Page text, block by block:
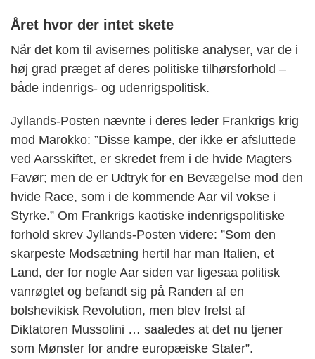
Året hvor der intet skete
Når det kom til avisernes politiske analyser, var de i
høj grad præget af deres politiske tilhørsforhold –
både indenrigs- og udenrigspolitisk.
Jyllands-Posten nævnte i deres leder Frankrigs krig
mod Marokko: ”Disse kampe, der ikke er afsluttede
ved Aarsskiftet, er skredet frem i de hvide Magters
Favør; men de er Udtryk for en Bevægelse mod den
hvide Race, som i de kommende Aar vil vokse i
Styrke.” Om Frankrigs kaotiske indenrigspolitiske
forhold skrev Jyllands-Posten videre: ”Som den
skarpeste Modsætning hertil har man Italien, et
Land, der for nogle Aar siden var ligesaa politisk
vanrøgtet og befandt sig på Randen af en
bolshevikisk Revolution, men blev frelst af
Diktatoren Mussolini … saaledes at det nu tjener
som Mønster for andre europæiske Stater”.